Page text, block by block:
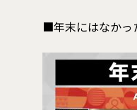
■年末にはなか